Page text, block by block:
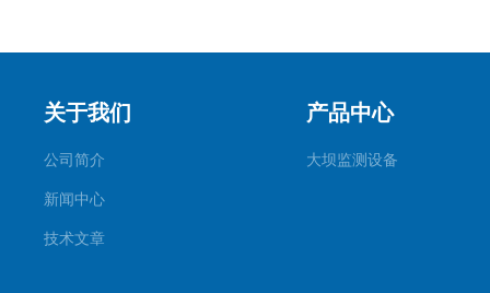
关于我们
公司简介
新闻中心
技术文章
产品中心
大坝监测设备